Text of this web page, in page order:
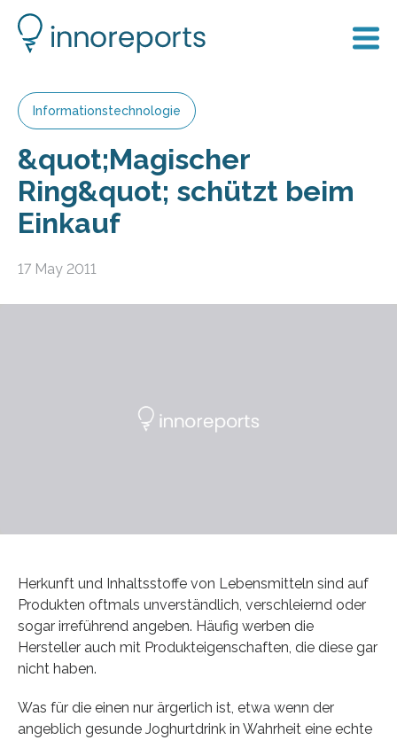
Informationstechnologie
&quot;Magischer
Ring&quot; schützt beim
Einkauf
17 May 2011
Herkunft und Inhaltsstoffe von Lebensmitteln sind auf
Produkten oftmals unverständlich, verschleiernd oder
sogar irreführend angeben. Häufig werben die
Hersteller auch mit Produkteigenschaften, die diese gar
nicht haben.
Was für die einen nur ärgerlich ist, etwa wenn der
angeblich gesunde Joghurtdrink in Wahrheit eine echte